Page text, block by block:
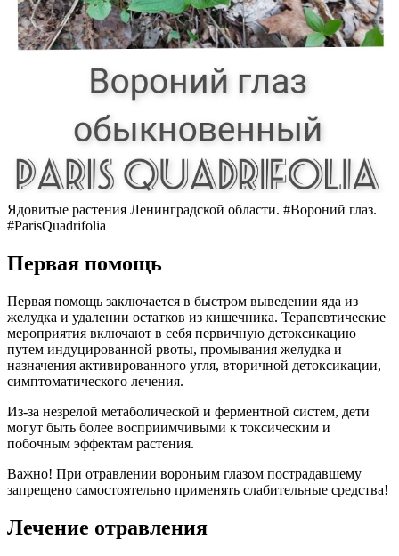
Ядовитые растения Ленинградской области. #Вороний глаз.
#ParisQuadrifolia
Первая помощь
Первая помощь заключается в быстром выведении яда из
желудка и удалении остатков из кишечника. Терапевтические
мероприятия включают в себя первичную детоксикацию
путем индуцированной рвоты, промывания желудка и
назначения активированного угля, вторичной детоксикации,
симптоматического лечения.
Из-за незрелой метаболической и ферментной систем, дети
могут быть более восприимчивыми к токсическим и
побочным эффектам растения.
Важно! При отравлении вороньим глазом пострадавшему
запрещено самостоятельно применять слабительные средства!
Лечение отравления